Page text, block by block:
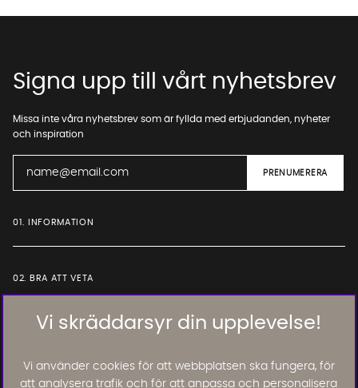
Vi skräddarsyr din upplevelse!
Vi använder cookies för att webbplatsen ska fungera, för
att analysera trafik och för att anpassa och personalisera
Signa upp till vårt nyhetsbrev
Missa inte våra nyhetsbrev som är fyllda med erbjudanden, nyheter
och inspiration
01. INFORMATION
02. BRA ATT VETA
Läs och lämna kundomdömen: